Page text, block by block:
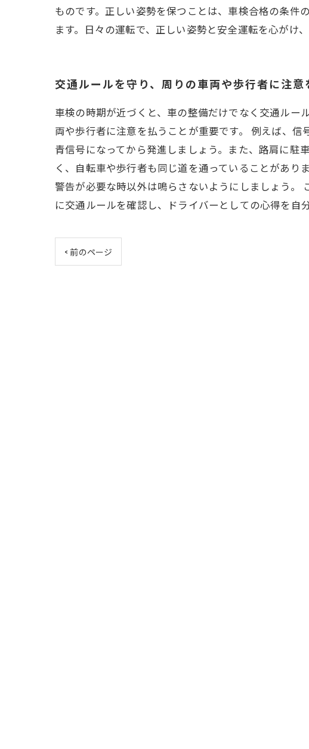
ものです。正しい姿勢を保つことは、車検合格の条件
ます。日々の運転で、正しい姿勢と安全運転を心がけ
交通ルールを守り、周りの車両や歩行者に注意
車検の時期が近づくと、車の整備だけでなく交通ルー
両や歩行者に注意を払うことが重要です。 例えば、信
青信号になってから発進しましょう。また、路肩に駐
く、自転車や歩行者も同じ道を通っていることがあり
警告が必要な時以外は鳴らさないようにしましょう。
に交通ルールを確認し、ドライバーとしての心得を自
< 前のページ